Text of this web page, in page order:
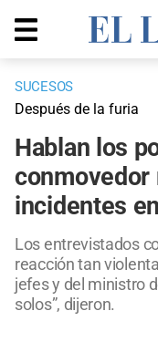
SUCESOS
Después de la furia
Hablan los
incidentes
Los entrevistados
reacción tan
jefes y del ministro
solos”, dijeron.